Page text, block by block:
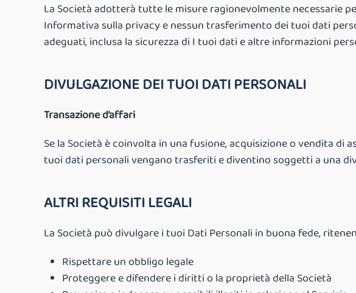
La Società adotterà tutte le misure ragionevolmente necessarie
Informativa sulla privacy e nessun trasferimento dei tuoi dati
adeguati, inclusa la sicurezza di I tuoi dati e altre informazioni
DIVULGAZIONE DEI TUOI DATI PERSONALI
Transazione d’affari
Se la Società è coinvolta in una fusione, acquisizione o vendita
tuoi dati personali vengano trasferiti e diventino soggetti a una
ALTRI REQUISITI LEGALI
La Società può divulgare i tuoi Dati Personali in buona fede,
Rispettare un obbligo legale
Proteggere e difendere i diritti o la proprietà della Società